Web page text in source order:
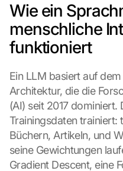
Wie ein
menschliche
funktioniert
Ein LLM basiert auf
Architektur, die die
(AI) seit 2017 dominiert.
Trainingsdaten trainiert:
Büchern, Artikeln, und
seine Gewichtungen
Gradient Descent, eine